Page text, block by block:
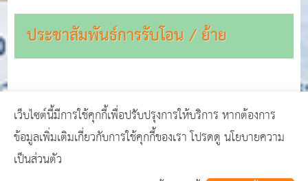
ประชาสัมพันธ์การรับโอน / ย้าย
Copyright © 2024เทศบาลตำบลกุดหว้าGCMS Version
14.0.1 designed by
เว็บไซต์นี้มีการใช้คุกกี้เพื่อปรับปรุงการให้บริการ หากต้องการ
ข้อมูลเพิ่มเติมเกี่ยวกับการใช้คุกกี้ของเรา โปรดดู นโยบายความ
เป็นส่วนตัว